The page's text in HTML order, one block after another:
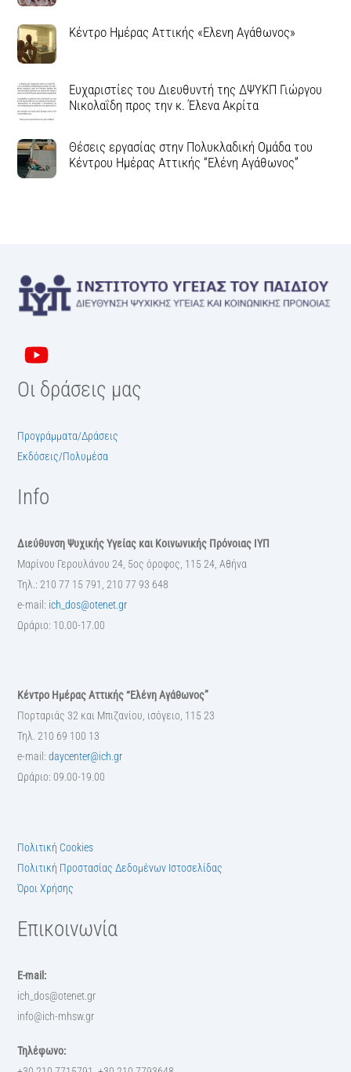
Κέντρο Ημέρας Αττικής «Ελενη Αγάθωνος»
Ευχαριστίες του Διευθυντή της ΔΨΥΚΠ Γιώργου
Νικολαΐδη προς την κ. Έλενα Ακρίτα
Θέσεις εργασίας στην Πολυκλαδική Ομάδα του
Κέντρου Ημέρας Αττικής “Ελένη Αγάθωνος”
Οι δράσεις μας
Προγράμματα/Δράσεις
Εκδόσεις/Πολυμέσα
Info
Διεύθυνση Ψυχικής Υγείας και Κοινωνικής Πρόνοιας ΙΥΠ
Μαρίνου Γερουλάνου 24, 5ος όροφος, 115 24, Αθήνα
Τηλ.: 210 77 15 791, 210 77 93 648
e-mail: ich_dos@otenet.gr
Ωράριο: 10.00-17.00
Κέντρο Ημέρας Αττικής “Ελένη Αγάθωνος”
Πορταριάς 32 και Μπιζανίου, ισόγειο, 115 23
Τηλ. 210 69 100 13
e-mail:daycenter@ich.gr
Ωράριο: 09.00-19.00
Πολιτική Cookies
Πολιτική Προστασίας Δεδομένων Ιστοσελίδας
Όροι Χρήσης
Επικοινωνία
E-mail:
ich_dos@otenet.gr
info@ich-mhsw.gr
Τηλέφωνο: